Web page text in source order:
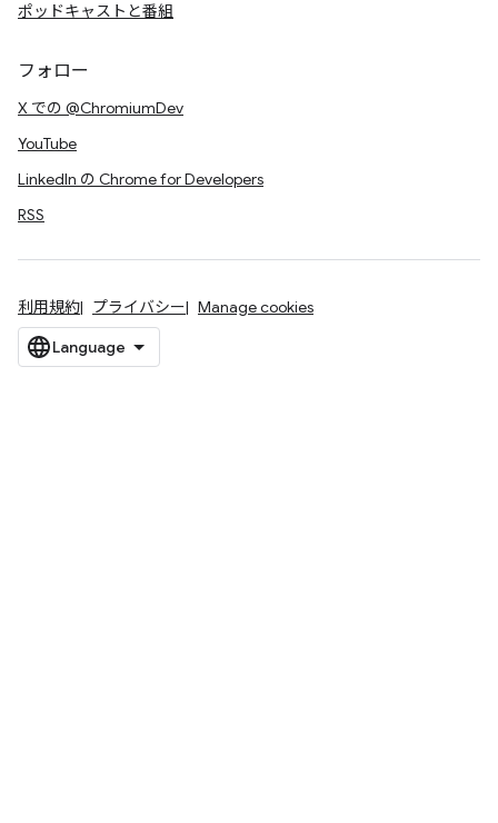
ポッドキャストと番組
フォロー
X での @ChromiumDev
YouTube
LinkedIn の Chrome for Developers
RSS
利用規約 プライバシー Manage cookies